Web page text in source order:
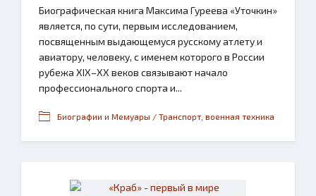
Биографическая книга Максима Гуреева «Уточкин»
является, по сути, первым исследованием,
посвященным выдающемуся русскому атлету и
авиатору, человеку, с именем которого в России
рубежа XIX–XX веков связывают начало
профессионального спорта и...
Биографии и Мемуары / Транспорт, военная техника